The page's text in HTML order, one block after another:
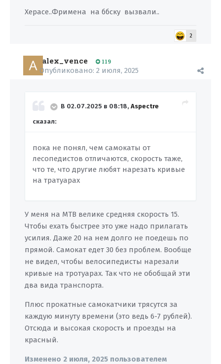
Херасе..Фримена на ббску вызвали..
2
alex_vence 119
Опубликовано: 2 июля, 2025
В 02.07.2025 в 08:18, Aspectre
сказал:
пока не понял, чем самокаты от
лесопедистов отличаются, скорость таже,
что те, что другие любят нарезать кривые
на тратуарах
У меня на MTB велике средняя скорость 15.
Чтобы ехать быстрее это уже надо прилагать
усилия. Даже 20 на нем долго не поедешь по
прямой. Самокат едет 30 без проблем. Вообще
не видел, чтобы велосипедисты нарезали
кривые на тротуарах. Так что не обобщай эти
два вида транспорта.
Плюс прокатные самокатчики трясутся за
каждую минуту времени (это ведь 6-7 рублей).
Отсюда и высокая скорость и проезды на
красный.
Изменено 2 июля, 2025 пользователем